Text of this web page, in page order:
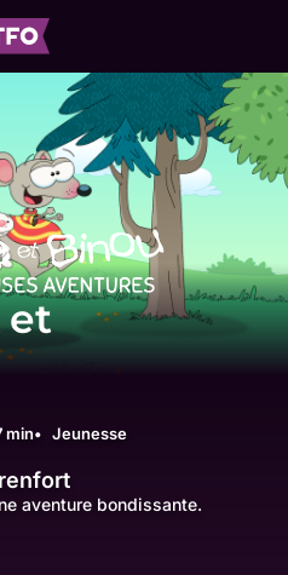
et
min Jeunesse
aventure bondissante.